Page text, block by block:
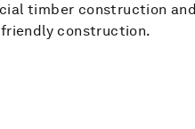
timber construction and
construction.